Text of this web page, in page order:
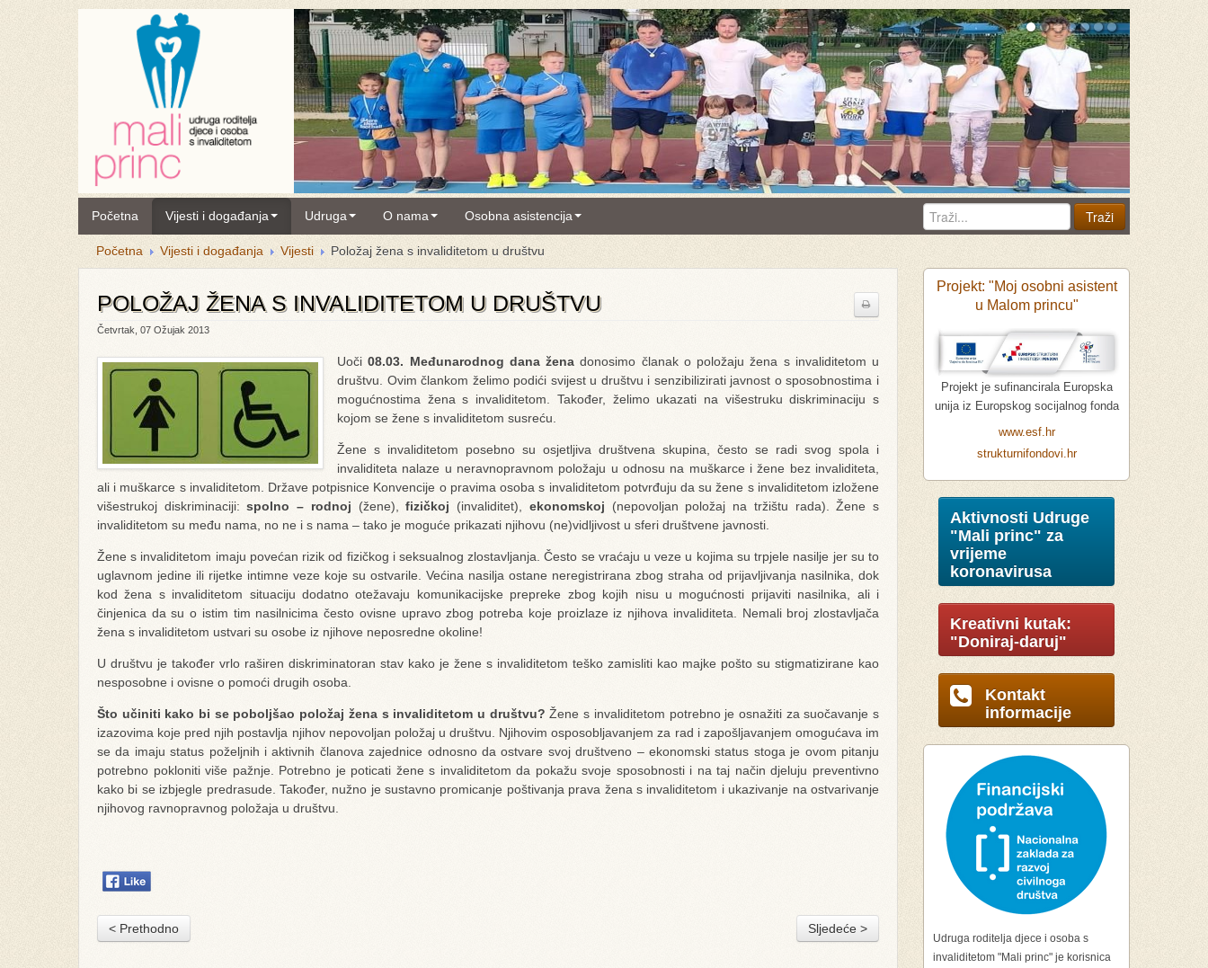
Početna Vijesti i događanja Udruga O nama Osobna asistencija
Početna Vijesti i događanja Vijesti Položaj žena s invaliditetom u društvu
POLOŽAJ ŽENA S INVALIDITETOM U DRUŠTVU
Četvrtak, 07 Ožujak 2013
Uoči08.03. Međunarodnog dana žena donosimo članak o položaju žena s invaliditetom u
društvu. Ovim člankom želimo podići svijest u društvu i senzibilizirati javnost o sposobnostima i
mogućnostima žena s invaliditetom. Također, želimo ukazati na višestruku diskriminaciju s
kojom se žene s invaliditetom susreću.
Žene s invaliditetom posebno su osjetljiva društvena skupina, često se radi svog spola i
invaliditeta nalaze u neravnopravnom položaju u odnosu na muškarce i žene bez invaliditeta,
ali i muškarce s invaliditetom. Države potpisnice Konvencije o pravima osoba s invaliditetom potvrđuju da su žene s invaliditetom izložene
višestrukoj diskriminaciji:spolno – rodnoj (žene),fizičkoj (invaliditet), ekonomskoj (nepovoljan položaj na tržištu rada). Žene s
invaliditetom su među nama, no ne i s nama – tako je moguće prikazati njihovu (ne)vidljivost u sferi društvene javnosti.
Žene s invaliditetom imaju povećan rizik od fizičkog i seksualnog zlostavljanja. Često se vraćaju u veze u kojima su trpjele nasilje jer su to
uglavnom jedine ili rijetke intimne veze koje su ostvarile. Većina nasilja ostane neregistrirana zbog straha od prijavljivanja nasilnika, dok
kod žena s invaliditetom situaciju dodatno otežavaju komunikacijske prepreke zbog kojih nisu u mogućnosti prijaviti nasilnika, ali i
činjenica da su o istim tim nasilnicima često ovisne upravo zbog potreba koje proizlaze iz njihova invaliditeta. Nemali broj zlostavljača
žena s invaliditetom ustvari su osobe iz njihove neposredne okoline!
U društvu je također vrlo raširen diskriminatoran stav kako je žene s invaliditetom teško zamisliti kao majke pošto su stigmatizirane kao
nesposobne i ovisne o pomoći drugih osoba.
Što učiniti kako bi se poboljšao položaj žena s invaliditetom u društvu?Žene s invaliditetom potrebno je osnažiti za suočavanje s
izazovima koje pred njih postavlja njihov nepovoljan položaj u društvu. Njihovim osposobljavanjem za rad i zapošljavanjem omogućava im
se da imaju status poželjnih i aktivnih članova zajednice odnosno da ostvare svoj društveno – ekonomski status stoga je ovom pitanju
potrebno pokloniti više pažnje. Potrebno je poticati žene s invaliditetom da pokažu svoje sposobnosti i na taj način djeluju preventivno
kako bi se izbjegle predrasude. Također, nužno je sustavno promicanje poštivanja prava žena s invaliditetom i ukazivanje na ostvarivanje
njihovog ravnopravnog položaja u društvu.
< Prethodno Sljedeće >
Projekt: "Moj osobni asistent
u Malom princu"
Projekt je sufinancirala Europska
unija iz Europskog socijalnog fonda
www.esf.hr
strukturnifondovi.hr
Aktivnosti Udruge
"Mali princ" za
vrijeme
koronavirusa
Kreativni kutak:
"Doniraj-daruj"
Kontakt
informacije
Udruga roditelja djece i osoba s
invaliditetom "Mali princ" je korisnica